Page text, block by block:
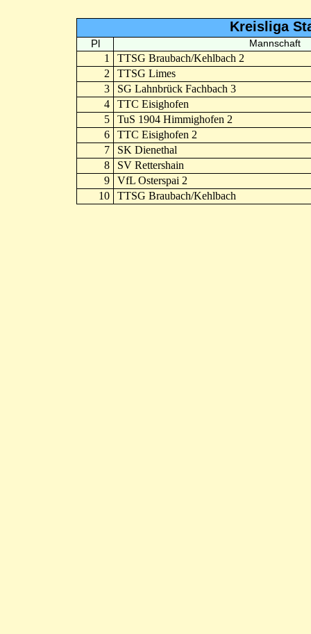
Kreisliga
Pl Mannschaft
1
TTSG Braubach/Kehlbach 2
2
TTSG Limes
3
SG Lahnbrück Fachbach 3
4
TTC Eisighofen
5
TuS 1904 Himmighofen 2
6
TTC Eisighofen 2
7
SK Dienethal
8
SV Rettershain
9
VfL Osterspai 2
10
TTSG Braubach/Kehlbach